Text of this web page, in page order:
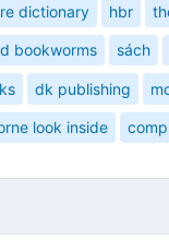
dictionary hbr
bookworms sách
dk publishing
look inside